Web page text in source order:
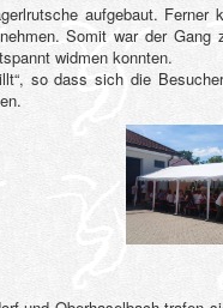
aufgebaut.
Somit war der
widmen konnten.
so dass sich die